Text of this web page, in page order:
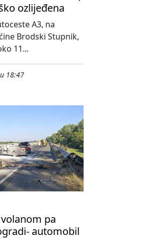
ozlijeđena
A3, na
Brodski Stupnik,
11...
18:47
pa
automobil